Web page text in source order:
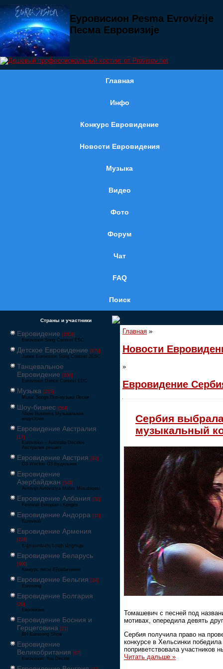
Еуровисион Pesma Evrovizije
Песма Евровизије
Главная
Инфо
Конкурс Евровидение
Новости Евровидения
Музыка
Видео
Фото
Форум
Чат
FAQ
Поиск
Страны и участники
Евровидение [1858]
Eurovision Song Contest ESC
Детское Евровидение [878]
Junior Eurovision Song Contest JESC
Танцевальное
Евровидение [106]
Eurovision Dance Contest EDC
Музыка [257]
Music Songs Поп-музыка Песни
Шоу-бизнес [564]
Show Business Музыкальная
индустрия
Евровидение Австралия
[17]
Eurovision – Australia Decides
Австралия решает
Евровидение Австрия [24]
Ö3-Wecker Ö3 Будильник
Евровидение
Азербайджан [549]
Avrovijn Avroviziya Mahnı Müsabiqəsi
Евровидение Албания [32]
Festivali Evropian i Këngës
Евровидение Андорра [15]
Eurovisió
Евровидение Армения
[228]
Եվրատեսիլ երգի մրցույթ
Евровидение Беларусь
[600]
Конкурс песні Еўрабачанне
Евровидение Бельгия [24]
Eurosong
Евровидение Болгария
[26]
Евровизия
Евровидение Босния и
Герцеговина [21]
BH Eurosong Show
Евровидение
Великобритания [67]
Eurovision: You Decide
Главная »
Новости
»
Евровидение
Сербия
музыкальный
Томашевич с песней под
мотивах, опередила девять
Сербия получила право на
конкурсе в Хельсинки
поприветствовала участников
Читать дальше »